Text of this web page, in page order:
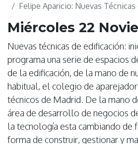
Felipe Aparicio: Nuevas
Miércoles 22
Nuevas técnicas de edificación:
programa una serie de espacios
de la edificación, de la mano de
habitual, el colegio de
técnicos de Madrid. De la mano
área de desarrollo de negocios
la tecnología esta cambiando de
forma de construir, gestionar y